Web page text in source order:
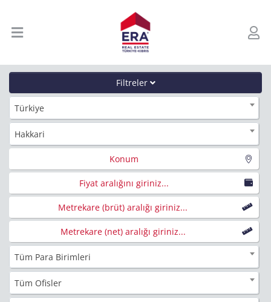
Filtreler
Türkiye
Hakkari
Konum
Fiyat aralığını giriniz...
Metrekare (brüt) aralığı giriniz...
Metrekare (net) aralığı giriniz...
Tüm Para Birimleri
Tüm Ofisler